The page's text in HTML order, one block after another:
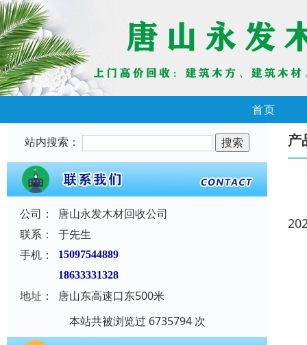
首页
站内搜索：
公司：
唐山永发木材回收公司
联系：
于先生
手机：
15097544889
18633331328
地址：
唐山东高速口东500米
本站共被浏览过 6735794 次
产